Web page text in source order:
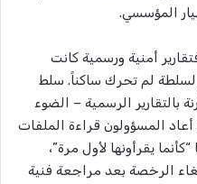
المؤسسي.
أمنية ورسمية كانت
لم تحرك ساكناً. سلط
بالتقارير الرسمية – الضوء
المسؤولون قراءة الملفات
يقرأونها لأول مرة”،
الرخصة بعد مراجعة فنية